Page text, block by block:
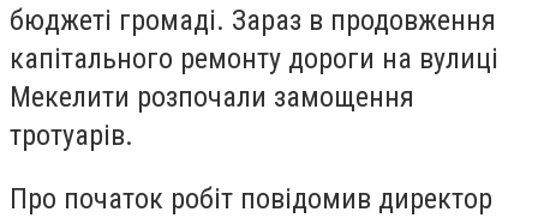
бюджеті громаді. Зараз в продовження
капітального ремонту дороги на вулиці
Мекелити розпочали замощення
тротуарів.
Про початок робіт повідомив директор